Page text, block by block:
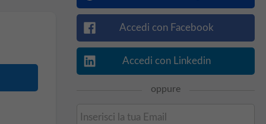
Accedi con Facebook
Accedi con Linkedin
oppure